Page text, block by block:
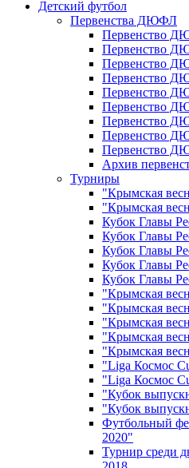
Детский футбол
Первенства ДЮФЛ
Первенство
Первенство
Первенство
Первенство
Первенство
Первенство
Первенство
Первенство
Первенство
Архив
Турниры
"Крымская
"Крымская
Кубок Главы
Кубок Главы
Кубок Главы
Кубок Главы
Кубок Главы
"Крымская
"Крымская
"Крымская
"Крымская
"Крымская
"Liga Космос
"Liga Космос
"Кубок
"Кубок
Футбольный
2020"
Турнир среди